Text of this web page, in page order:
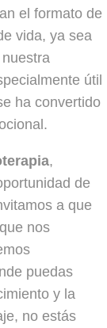
el formato de
vida, ya sea
útil
ha convertido
,
de
a que
nos
puedas
y la
no estás